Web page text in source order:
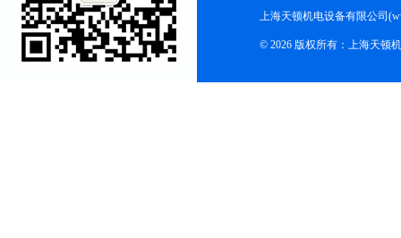
上海天顿机电设备有限公司
© 2026 版权所有：上海天顿